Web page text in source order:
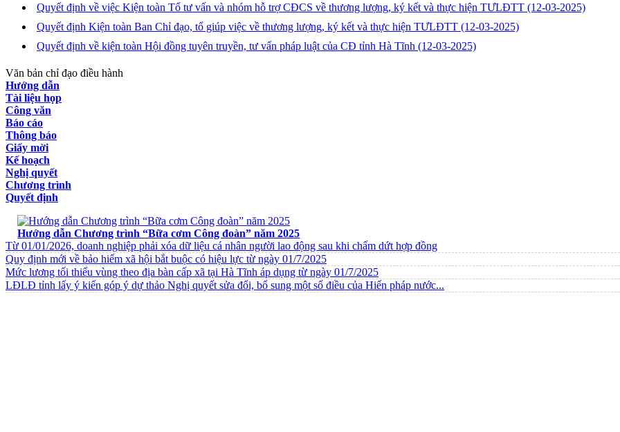
Quyết định về việc Kiện toàn Tổ tư vấn và nhóm hỗ trợ CĐCS về thương lượng, ký kết và thực hiện TƯLĐTT (12-03-2025)
Quyết định Kiện toàn Ban Chỉ đạo, tổ giúp việc về thương lượng, ký kết và thực hiện TƯLĐTT (12-03-2025)
Quyết định về kiện toàn Hội đồng tuyên truyền, tư vấn pháp luật của CĐ tỉnh Hà Tĩnh (12-03-2025)
Văn bản chỉ đạo điều hành
Hướng dẫn
Tài liệu họp
Công văn
Báo cáo
Thông báo
Giấy mời
Kế hoạch
Nghị quyết
Chương trình
Quyết định
Hướng dẫn Chương trình “Bữa cơm Công đoàn” năm 2025
Từ 01/01/2026, doanh nghiệp phải xóa dữ liệu cá nhân người lao động sau khi chấm dứt hợp đồng
Quy định mới về bảo hiểm xã hội bắt buộc có hiệu lực từ ngày 01/7/2025
Mức lương tối thiểu vùng theo địa bàn cấp xã tại Hà Tĩnh áp dụng từ ngày 01/7/2025
LĐLĐ tỉnh lấy ý kiến góp ý dự thảo Nghị quyết sửa đổi, bổ sung một số điều của Hiến pháp nước...